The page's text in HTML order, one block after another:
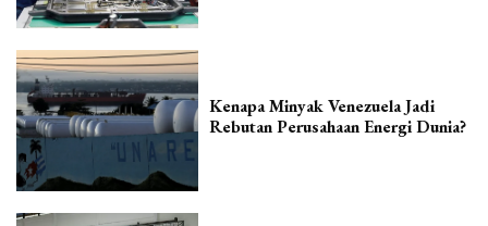
Kenapa Minyak Venezuela Jadi
Rebutan Perusahaan Energi Dunia?